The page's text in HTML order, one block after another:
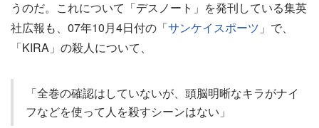
うのだ。これについて「デスノート」を発刊している集英
社広報も、07年10月4日付の「サンケイスポーツ 」で、
「KIRA」の殺人について、
「全巻の確認はしていないが、頭脳明晰なキラがナイ
フなどを使って人を殺すシーンはない」